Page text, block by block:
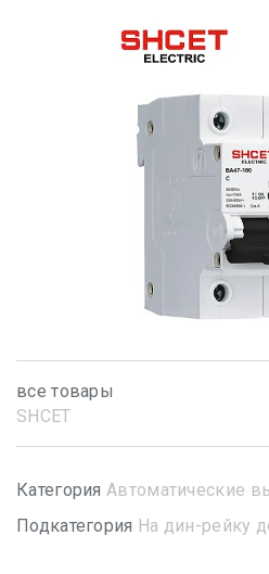
все товары
SHСET
Категория Автоматические
Подкатегория На дин-рейку